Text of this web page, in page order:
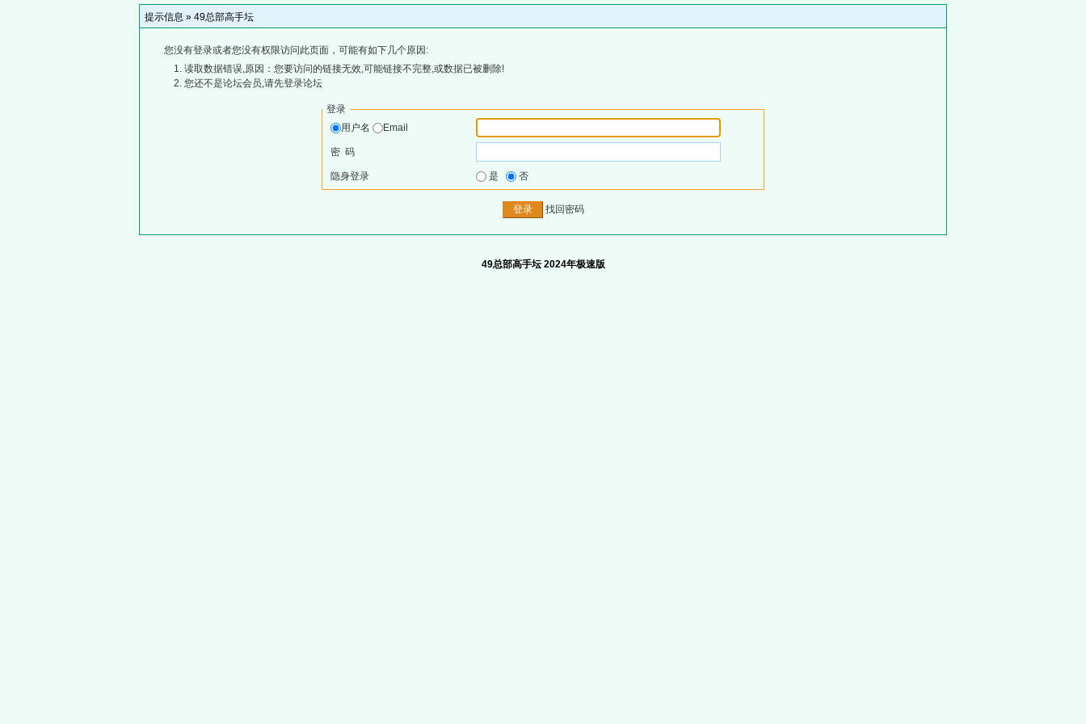
提示信息 » 49总部高手坛
您没有登录或者您没有权限访问此页面，可能有如下几个原因:
读取数据错误,原因：您要访问的链接无效,可能链接不完整,或数据已被删除!
您还不是论坛会员,请先登录论坛
登录
用户名
Email
密 码
隐身登录 是 否
找回密码
49总部高手坛 2024年极速版